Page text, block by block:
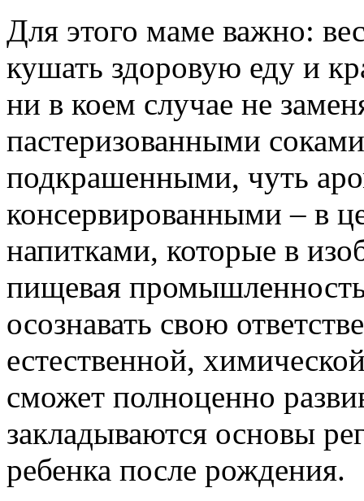
Для этого маме важно:
кушать здоровую еду и
ни в коем случае не
пастеризованными
подкрашенными, чуть
консервированными – в
напитками, которые в
пищевая
осознавать свою
естественной,
сможет полноценно
закладываются основы
ребенка после рождения.